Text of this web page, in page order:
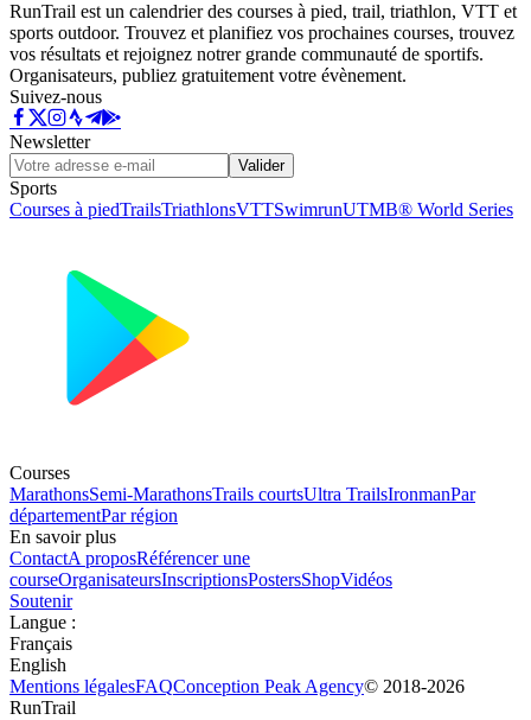
RunTrail est un calendrier des courses à pied, trail, triathlon, VTT et
sports outdoor. Trouvez et planifiez vos prochaines courses, trouvez
vos résultats et rejoignez notrer grande communauté de sportifs.
Organisateurs, publiez gratuitement votre évènement.
Suivez-nous
Newsletter
Valider
Sports
Courses à piedTrailsTriathlonsVTTSwimrunUTMB® World Series
Courses
MarathonsSemi-MarathonsTrails courtsUltra TrailsIronmanPar
départementPar région
En savoir plus
ContactA proposRéférencer une
courseOrganisateursInscriptionsPostersShopVidéos
Soutenir
Langue :
Français
English
Mentions légalesFAQConception Peak Agency© 2018-2026
RunTrail